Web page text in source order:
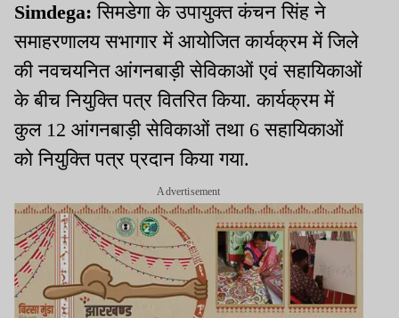
Simdega:सिमडेगा के उपायुक्त कंचन सिंह ने
समाहरणालय सभागार में आयोजित कार्यक्रम में जिले
की नवचयनित आंगनबाड़ी सेविकाओं एवं सहायिकाओं
के बीच नियुक्ति पत्र वितरित किया. कार्यक्रम में
कुल 12 आंगनबाड़ी सेविकाओं तथा 6 सहायिकाओं
को नियुक्ति पत्र प्रदान किया गया.
Advertisement